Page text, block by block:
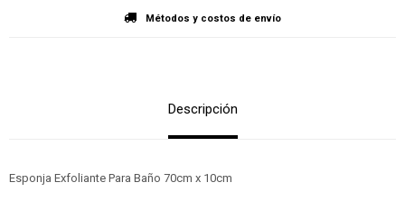
Métodos y costos de envío
Descripción
Esponja Exfoliante Para Baño 70cm x 10cm